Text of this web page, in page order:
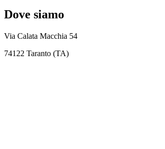
Dove siamo
Via Calata Macchia 54
74122 Taranto (TA)